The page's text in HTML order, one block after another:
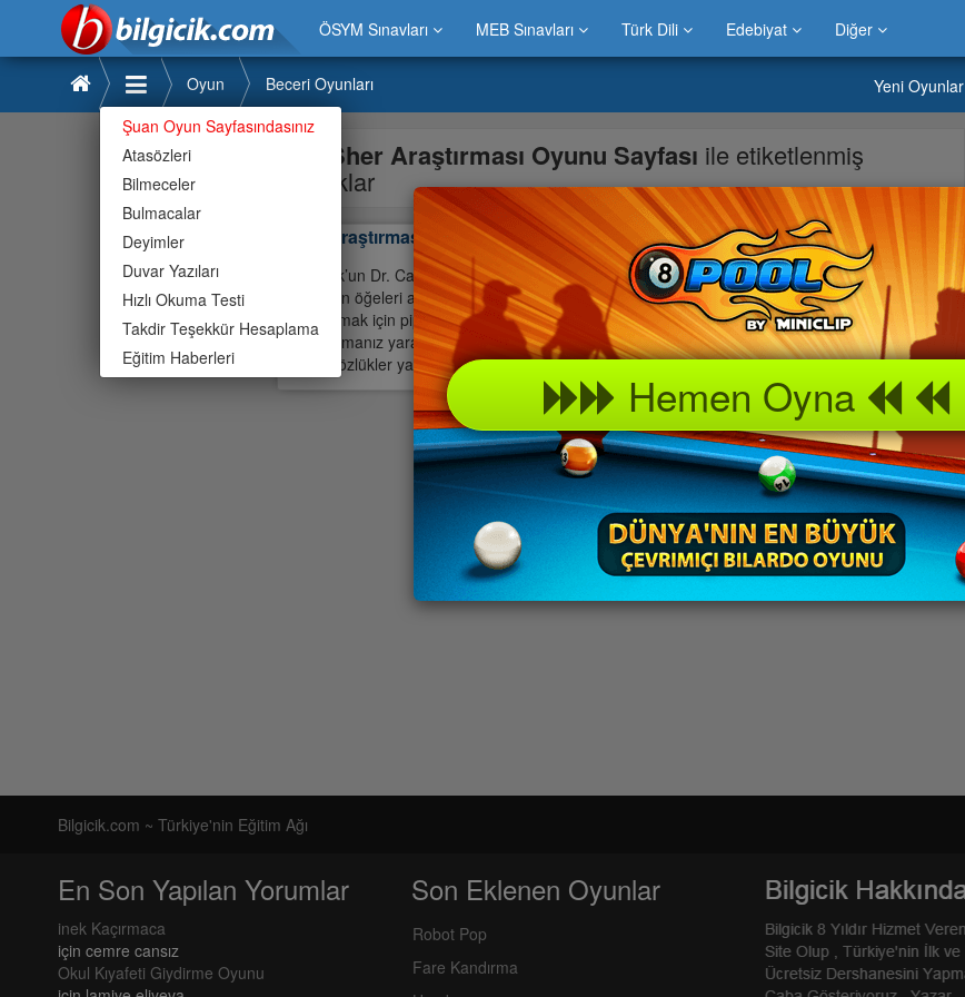
ÖSYM Sınavları MEB Sınavları Türk Dili Edebiyat Diğer
Şuan Oyun Sayfasındasınız
Atasözleri
Bilmeceler
Bulmacalar
Deyimler
Duvar Yazıları
Hızlı Okuma Testi
Takdir Teşekkür Hesaplama
Eğitim Haberleri
Oyun Beceri Oyunları Yeni Oyunlar
Sher Araştırması Oyunu Sayfası ile etiketlenmiş
başlıklar
Sher Araştırması
Sherlock’un Dr. Carstairs ve Anan-thotep mumyası hakkındaki araştırmasına yardım edin. Solda
listelenen öğeleri arayın, bulduklarınızın üzerine tıklayın. Daha yakından bakmak için büyüteç,
ipucu almak için pipo üzerine tıklayın. Öğeleri bulmak için 7 dakikanız var. Oyunda ingilizce
biliyor olmanız yararınıza olur. İngilizce bilmiyorsanız aramanız gereken nesnelerin isimlerini
online sözlükler yardımıyla
Bilgicik.com ~ Türkiye'nin Eğitim Ağı
En Son Yapılan Yorumlar
inek Kaçırmaca
için cemre cansız
Okul Kıyafeti Giydirme Oyunu
Son Eklenen Oyunlar
Robot Pop
Fare Kandırma
Hemen Oyna